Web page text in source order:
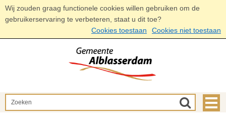
Wij zouden graag functionele cookies willen gebruiken om de
gebruikerservaring te verbeteren, staat u dit toe?
Cookies toestaan
Cookies niet toestaan